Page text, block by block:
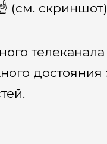
(см. скриншот)
телеканала
достояния